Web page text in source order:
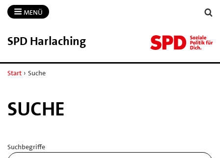
MENÜ
SPD Harlaching
Start › Suche
SUCHE
Suchbegriffe